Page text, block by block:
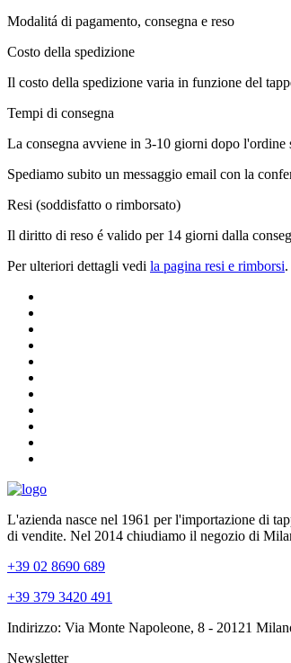
Modalitá di pagamento, consegna e reso
Costo della spedizione
Il costo della spedizione varia in funzione del
Tempi di consegna
La consegna avviene in 3-10 giorni dopo
Spediamo subito un messaggio email con la
Resi (soddisfatto o rimborsato)
Il diritto di reso é valido per 14 giorni dalla
Per ulteriori dettagli vedi la pagina resi e rimborsi.
L'azienda nasce nel 1961 per l'importazione di
di vendite. Nel 2014 chiudiamo il negozio di
+39 02 8690 689
+39 379 3420 491
Indirizzo: Via Monte Napoleone, 8 - 20121
Newsletter